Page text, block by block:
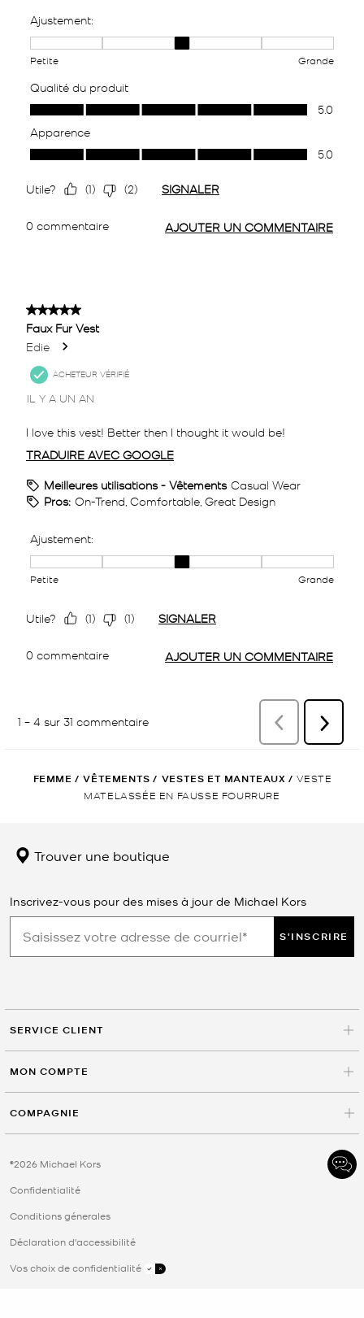
FEMME / VÊTEMENTS / VESTES ET MANTEAUX / VESTE
MATELASSÉE EN FAUSSE FOURRURE
Trouver une boutique
Inscrivez-vous pour des mises à jour de Michael Kors
S'INSCRIRE
SERVICE CLIENT
MON COMPTE
COMPAGNIE
©2026 Michael Kors
Confidentialité
Conditions génerales
Déclaration d'accessibilité
Vos choix de confidentialité